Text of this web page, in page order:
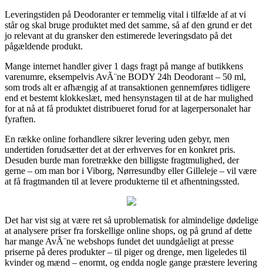
Leveringstiden på Deodoranter er temmelig vital i tilfælde af at vi
står og skal bruge produktet med det samme, så af den grund er det
jo relevant at du gransker den estimerede leveringsdato på det
pågældende produkt.
Mange internet handler giver 1 dags fragt på mange af butikkens
varenumre, eksempelvis AvÃ¨ne BODY 24h Deodorant – 50 ml,
som trods alt er afhængig af at transaktionen gennemføres tidligere
end et bestemt klokkeslæt, med hensynstagen til at de har mulighed
for at nå at få produktet distribueret forud for at lagerpersonalet har
fyraften.
En række online forhandlere sikrer levering uden gebyr, men
undertiden forudsætter det at der erhverves for en konkret pris.
Desuden burde man foretrække den billigste fragtmulighed, der
gerne – om man bor i Viborg, Nørresundby eller Gilleleje – vil være
at få fragtmanden til at levere produkterne til et afhentningssted.
Det har vist sig at være ret så uproblematisk for almindelige dødelige
at analysere priser fra forskellige online shops, og på grund af dette
har mange AvÃ¨ne webshops fundet det uundgåeligt at presse
priserne på deres produkter – til piger og drenge, men ligeledes til
kvinder og mænd – enormt, og endda nogle gange præstere levering